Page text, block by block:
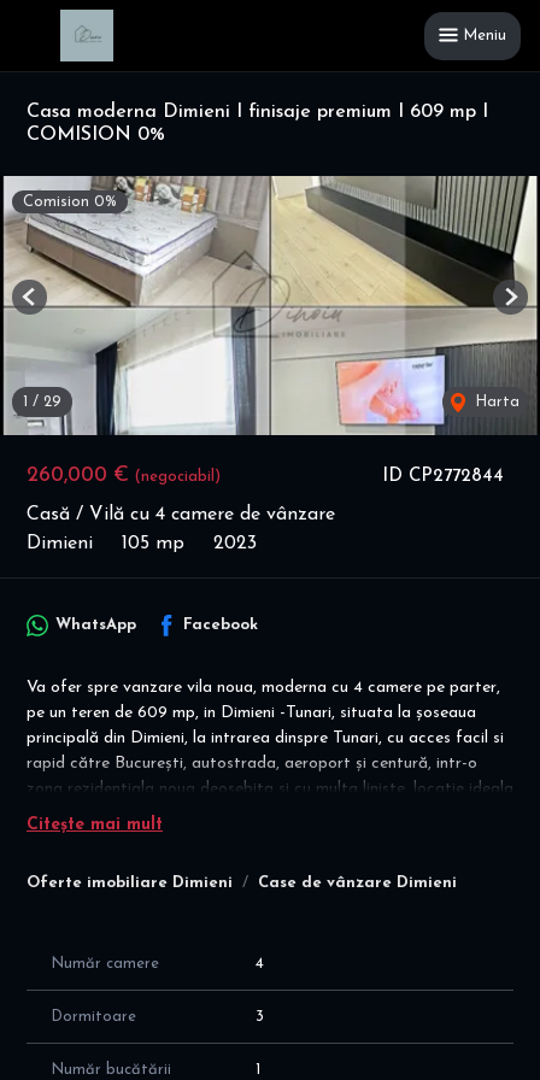
Meniu
Casa moderna Dimieni I finisaje premium I 609 mp I
COMISION 0%
ID CP2772844
260,000 € (negociabil)
Casă / Vilă cu 4 camere de vânzare
Dimieni
105 mp 2023
Comision 0%
1 / 29 Harta
Previous
Oferte imobiliare Dimieni Case de vânzare Dimieni
WhatsApp Facebook
Va ofer spre vanzare vila noua, moderna cu 4 camere pe parter,
pe un teren de 609 mp, in Dimieni -Tunari, situata la șoseaua
principală din Dimieni, la intrarea dinspre Tunari, cu acces facil si
rapid către București, autostrada, aeroport și centură, intr-o
zona rezidentiala noua deosebita si cu multa liniste, locatie ideala
pentru un stil de viață liniștit, relaxat si confortabil. cu conectare
Proprietate deosebita - curte generoasa, sala fitness, magazie!
este prezentata in poze! Mutare imediata!
IDEAL familie/cuplu care doreste confort și liniște aproape de
București, cat si activa, datorită dotărilor speciale (fitness,
Pret final: 260.000 euro (NU se adauga TVA); COMISION
Citește mai mult
Număr camere 4
Dormitoare 3
Număr bucătării 1